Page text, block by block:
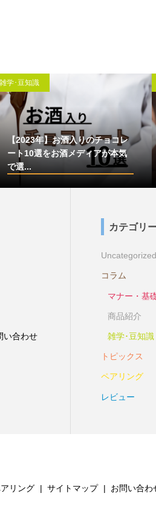
雑学･豆知識
【2023年】お酒入りのチョコレ
ート10選をお酒メディアが本気
で選...
い合わせ
カテゴリ
Uncategorized
コラム
マナー・基
商品紹介
雑学･豆知識
トピックス
ペアリング
レビュー
リング サイトマップ お問い合わ